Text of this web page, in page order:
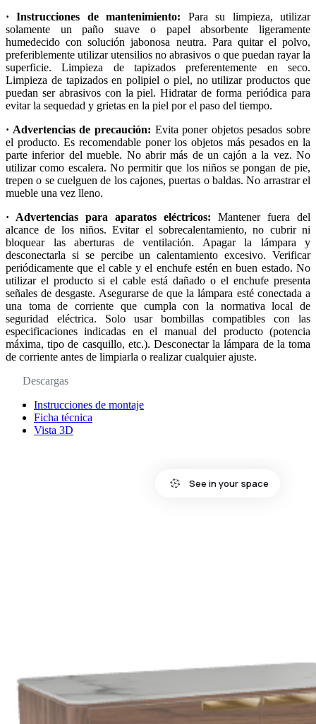
· Instrucciones de mantenimiento: Para su limpieza, utilizar
solamente un paño suave o papel absorbente ligeramente
humedecido con solución jabonosa neutra. Para quitar el polvo,
preferiblemente utilizar utensilios no abrasivos o que puedan rayar la
superficie. Limpieza de tapizados preferentemente en seco.
Limpieza de tapizados en polipiel o piel, no utilizar productos que
puedan ser abrasivos con la piel. Hidratar de forma periódica para
evitar la sequedad y grietas en la piel por el paso del tiempo.
· Advertencias de precaución: Evita poner objetos pesados sobre
el producto. Es recomendable poner los objetos más pesados en la
parte inferior del mueble. No abrir más de un cajón a la vez. No
utilizar como escalera. No permitir que los niños se pongan de pie,
trepen o se cuelguen de los cajones, puertas o baldas. No arrastrar el
mueble una vez lleno.
· Advertencias para aparatos eléctricos: Mantener fuera del
alcance de los niños. Evitar el sobrecalentamiento, no cubrir ni
bloquear las aberturas de ventilación. Apagar la lámpara y
desconectarla si se percibe un calentamiento excesivo. Verificar
periódicamente que el cable y el enchufe estén en buen estado. No
utilizar el producto si el cable está dañado o el enchufe presenta
señales de desgaste. Asegurarse de que la lámpara esté conectada a
una toma de corriente que cumpla con la normativa local de
seguridad eléctrica. Solo usar bombillas compatibles con las
especificaciones indicadas en el manual del producto (potencia
máxima, tipo de casquillo, etc.). Desconectar la lámpara de la toma
de corriente antes de limpiarla o realizar cualquier ajuste.
Descargas
Instrucciones de montaje
Ficha técnica
Vista 3D